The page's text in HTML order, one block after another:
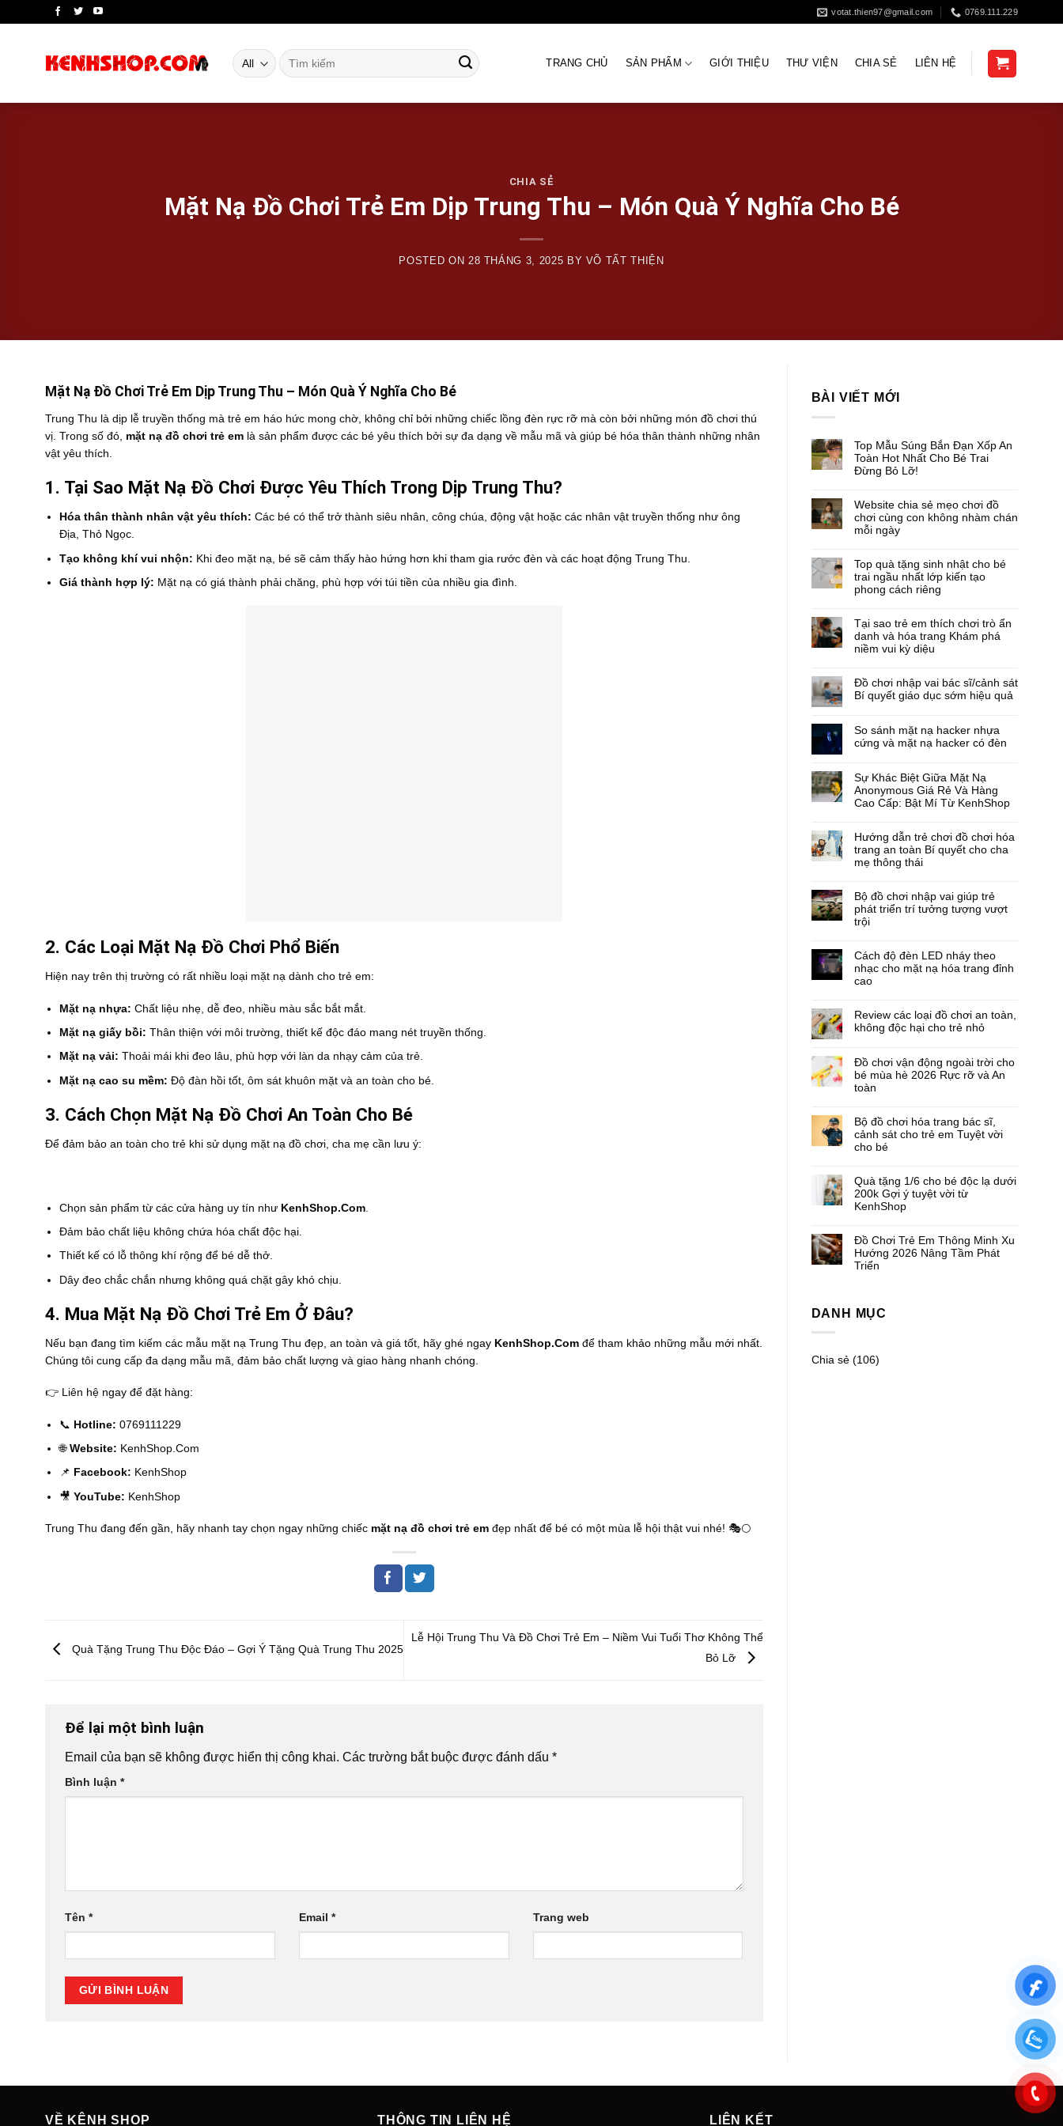
votat.thien97@gmail.com 0769.111.229
Tìm
kiếm:
TRANG CHỦ SẢN PHẨM GIỚI THIỆU THƯ VIỆN CHIA SẺ LIÊN HỆ
CHIA SẺ
Mặt Nạ Đồ Chơi Trẻ Em Dịp Trung Thu – Món Quà Ý Nghĩa Cho Bé
POSTED ON 28 THÁNG 3, 2025 BY VÕ TẤT THIỆN
Mặt Nạ Đồ Chơi Trẻ Em Dịp Trung Thu – Món Quà Ý Nghĩa Cho Bé
Trung Thu là dịp lễ truyền thống mà trẻ em háo hức mong chờ, không chỉ bởi những chiếc lồng đèn rực rỡ mà còn bởi những món đồ chơi thú
vị. Trong số đó, mặt nạ đồ chơi trẻ em là sản phẩm được các bé yêu thích bởi sự đa dạng về mẫu mã và giúp bé hóa thân thành những nhân
vật yêu thích.
1. Tại Sao Mặt Nạ Đồ Chơi Được Yêu Thích Trong Dịp Trung Thu?
Hóa thân thành nhân vật yêu thích: Các bé có thể trở thành siêu nhân, công chúa, động vật hoặc các nhân vật truyền thống như ông
Địa, Thỏ Ngọc.
Tạo không khí vui nhộn: Khi đeo mặt nạ, bé sẽ cảm thấy hào hứng hơn khi tham gia rước đèn và các hoạt động Trung Thu.
Giá thành hợp lý: Mặt nạ có giá thành phải chăng, phù hợp với túi tiền của nhiều gia đình.
2. Các Loại Mặt Nạ Đồ Chơi Phổ Biến
Hiện nay trên thị trường có rất nhiều loại mặt nạ dành cho trẻ em:
Mặt nạ nhựa: Chất liệu nhẹ, dễ đeo, nhiều màu sắc bắt mắt.
Mặt nạ giấy bồi: Thân thiện với môi trường, thiết kế độc đáo mang nét truyền thống.
Mặt nạ vải: Thoải mái khi đeo lâu, phù hợp với làn da nhạy cảm của trẻ.
Mặt nạ cao su mềm: Độ đàn hồi tốt, ôm sát khuôn mặt và an toàn cho bé.
3. Cách Chọn Mặt Nạ Đồ Chơi An Toàn Cho Bé
Để đảm bảo an toàn cho trẻ khi sử dụng mặt nạ đồ chơi, cha mẹ cần lưu ý:
Chọn sản phẩm từ các cửa hàng uy tín như KenhShop.Com
Đảm bảo chất liệu không chứa hóa chất độc hại.
Thiết kế có lỗ thông khí rộng để bé dễ thở.
Dây đeo chắc chắn nhưng không quá chặt gây khó chịu.
4. Mua Mặt Nạ Đồ Chơi Trẻ Em Ở Đâu?
Nếu bạn đang tìm kiếm các mẫu mặt nạ Trung Thu đẹp, an toàn và giá tốt, hãy ghé ngay KenhShop.Com để tham khảo những mẫu mới nhất.
Chúng tôi cung cấp đa dạng mẫu mã, đảm bảo chất lượng và giao hàng nhanh chóng.
👉 Liên hệ ngay để đặt hàng:
📞 Hotline: 0769111229
🌐Website: KenhShop.Com
📌 Facebook: KenhShop
🎥YouTube: KenhShop
Trung Thu đang đến gần, hãy nhanh tay chọn ngay những chiếc mặt nạ đồ chơi trẻ em đẹp nhất để bé có một mùa lễ hội thật vui nhé! 🎭🌕
Quà Tặng Trung Thu Độc Đáo – Gợi Ý Tặng Quà Trung Thu 2025
Lễ Hội Trung Thu Và Đồ Chơi Trẻ Em – Niềm Vui Tuổi Thơ Không Thể
Bỏ Lỡ
Để lại một bình luận
Email của bạn sẽ không được hiển thị công khai. Các trường bắt buộc được đánh dấu *
Bình luận *
Tên * Email * Trang web
BÀI VIẾT MỚI
Top Mẫu Súng Bắn Đạn Xốp An
Toàn Hot Nhất Cho Bé Trai
Đừng Bỏ Lỡ!
Website chia sẻ mẹo chơi đồ
chơi cùng con không nhàm chán
mỗi ngày
Top quà tặng sinh nhật cho bé
trai ngầu nhất lớp kiến tạo
phong cách riêng
Tại sao trẻ em thích chơi trò ẩn
danh và hóa trang Khám phá
niềm vui kỳ diệu
Đồ chơi nhập vai bác sĩ/cảnh sát
Bí quyết giáo dục sớm hiệu quả
So sánh mặt nạ hacker nhựa
cứng và mặt nạ hacker có đèn
Sự Khác Biệt Giữa Mặt Nạ
Anonymous Giá Rẻ Và Hàng
Cao Cấp: Bật Mí Từ KenhShop
Hướng dẫn trẻ chơi đồ chơi hóa
trang an toàn Bí quyết cho cha
mẹ thông thái
Bộ đồ chơi nhập vai giúp trẻ
phát triển trí tưởng tượng vượt
trội
Cách độ đèn LED nháy theo
nhạc cho mặt nạ hóa trang đỉnh
cao
Review các loại đồ chơi an toàn,
không độc hại cho trẻ nhỏ
Đồ chơi vận động ngoài trời cho
bé mùa hè 2026 Rực rỡ và An
toàn
Bộ đồ chơi hóa trang bác sĩ,
cảnh sát cho trẻ em Tuyệt vời
cho bé
Quà tặng 1/6 cho bé độc lạ dưới
200k Gợi ý tuyệt vời từ
KenhShop
Đồ Chơi Trẻ Em Thông Minh Xu
Hướng 2026 Nâng Tầm Phát
Triển
DANH MỤC
Chia sẻ(106)
VỀ KÊNH SHOP THÔNG TIN LIÊN HỆ LIÊN KẾT